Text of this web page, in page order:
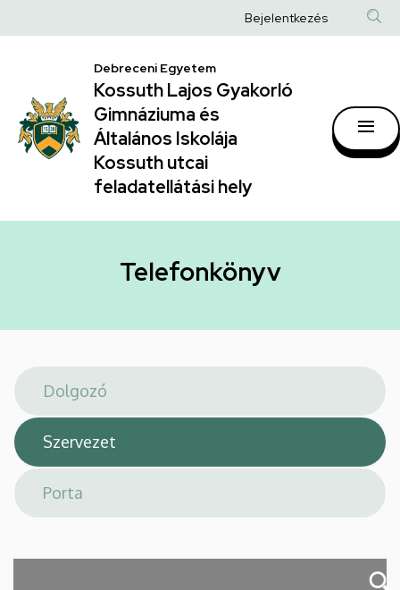
|
Kossuth
Lajos
Gyakorló
Gimnáziuma
Általános
hely
a
Anonim
fiók
Bejelentkezés
Debreceni Egyetem
Kossuth Lajos Gyakorló
Gimnáziuma és
Általános Iskolája
Kossuth utcai
feladatellátási hely
Telefonkönyv